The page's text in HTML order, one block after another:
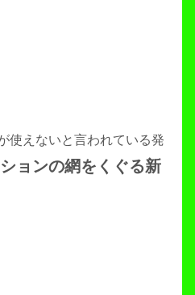
使えないと言われている発
ョンの網をくぐる新